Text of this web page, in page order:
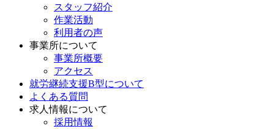
スタッフ紹介
作業活動
利用者の声
事業所について
事業所概要
アクセス
就労継続支援B型について
よくある質問
求人情報について
採用情報